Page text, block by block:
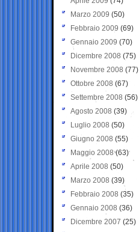
Marzo 2009 (50)
Febbraio 2009 (69)
Gennaio 2009 (70)
Dicembre 2008 (75)
Novembre 2008 (77)
Ottobre 2008 (67)
Settembre 2008 (56)
Agosto 2008 (39)
Luglio 2008 (50)
Giugno 2008 (55)
Maggio 2008(63)
Aprile 2008 (50)
Marzo 2008 (39)
Febbraio 2008 (35)
Gennaio 2008 (36)
Dicembre 2007 (25)